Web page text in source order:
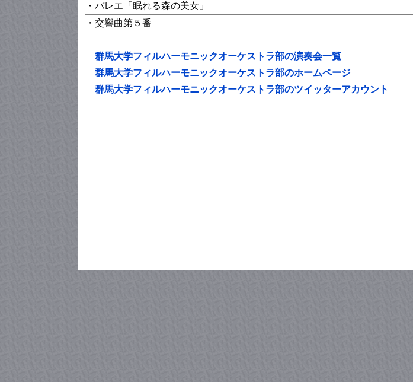
・バレエ「眠れる森の美女」
・交響曲第５番
群馬大学フィルハーモニックオーケストラ部の演奏会一覧
群馬大学フィルハーモニックオーケストラ部のホームページ
群馬大学フィルハーモニックオーケストラ部のツイッターアカウント